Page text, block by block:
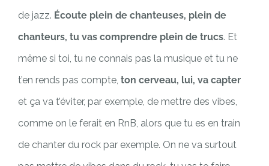
de jazz. Écoute plein de chanteuses, plein de
chanteurs, tu vas comprendre plein de trucs. Et
même si toi, tu ne connais pas la musique et tu ne
t’en rends pas compte, ton cerveau, lui, va capter
et ça va t’éviter, par exemple, de mettre des vibes,
comme on le ferait en RnB, alors que tu es en train
de chanter du rock par exemple. On ne va surtout